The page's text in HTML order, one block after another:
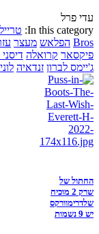
עדי פרל
In this category:
Bros הפלאש מעצר
פיקסאר קרואלה
ג'יימס לברון זנדאיה
החתול של
שרק 2 מוכיח
שלדרימוורקס
יש 9 נשמות